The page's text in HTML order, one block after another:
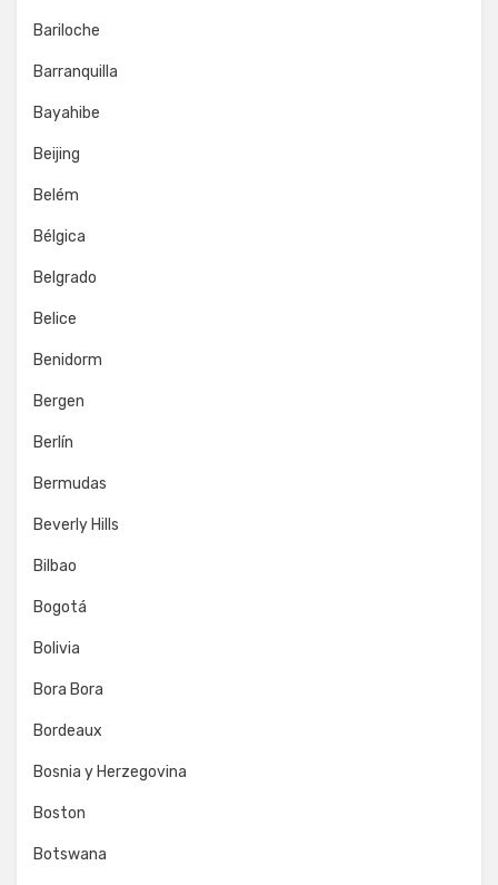
Bariloche
Barranquilla
Bayahibe
Beijing
Belém
Bélgica
Belgrado
Belice
Benidorm
Bergen
Berlín
Bermudas
Beverly Hills
Bilbao
Bogotá
Bolivia
Bora Bora
Bordeaux
Bosnia y Herzegovina
Boston
Botswana